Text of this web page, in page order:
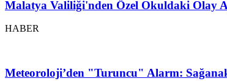
Malatya Valiliği'nden Özel Okuldaki Olay
HABER
Meteoroloji’den "Turuncu" Alarm: